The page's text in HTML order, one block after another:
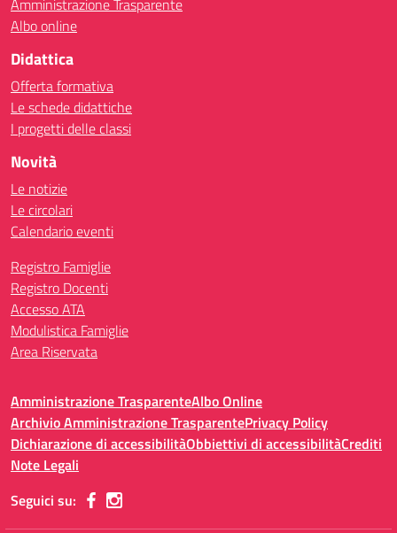
Amministrazione Trasparente
Albo online
Didattica
Offerta formativa
Le schede didattiche
I progetti delle classi
Novità
Le notizie
Le circolari
Calendario eventi
Registro Famiglie
Registro Docenti
Accesso ATA
Modulistica Famiglie
Area Riservata
Amministrazione TrasparenteAlbo Online
Archivio Amministrazione TrasparentePrivacy Policy
Dichiarazione di accessibilitàObbiettivi di accessibilitàCrediti
Note Legali
Seguici su: